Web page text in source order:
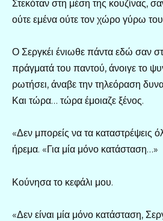
Στεκόταν στη μέση της κουζίνας,
ούτε εμένα ούτε τον χώρο γύρω
Ο Σεργκέι ένιωθε πάντα εδώ σαν
πράγματά του παντού, άνοιγε το
ρωτήσει, άναβε την τηλεόραση
Και τώρα… τώρα έμοιαζε ξένος.
«Δεν μπορείς να τα καταστρέψεις
ήρεμα. «Για μία μόνο κατάσταση…»
Κούνησα το κεφάλι μου.
«Δεν είναι μία μόνο κατάσταση,